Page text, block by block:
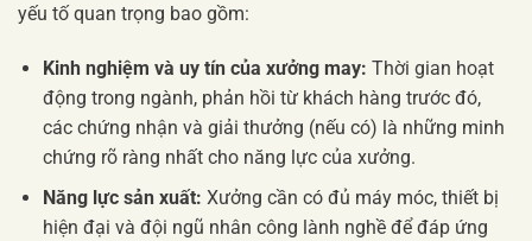
yếu tố quan trọng bao gồm:
Kinh nghiệm và uy tín của xưởng may: Thời gian hoạt
động trong ngành, phản hồi từ khách hàng trước đó,
các chứng nhận và giải thưởng (nếu có) là những minh
chứng rõ ràng nhất cho năng lực của xưởng.
Năng lực sản xuất: Xưởng cần có đủ máy móc, thiết bị
hiện đại và đội ngũ nhân công lành nghề để đáp ứng